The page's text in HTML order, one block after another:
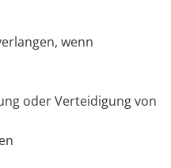
wenn
oder Verteidigung von